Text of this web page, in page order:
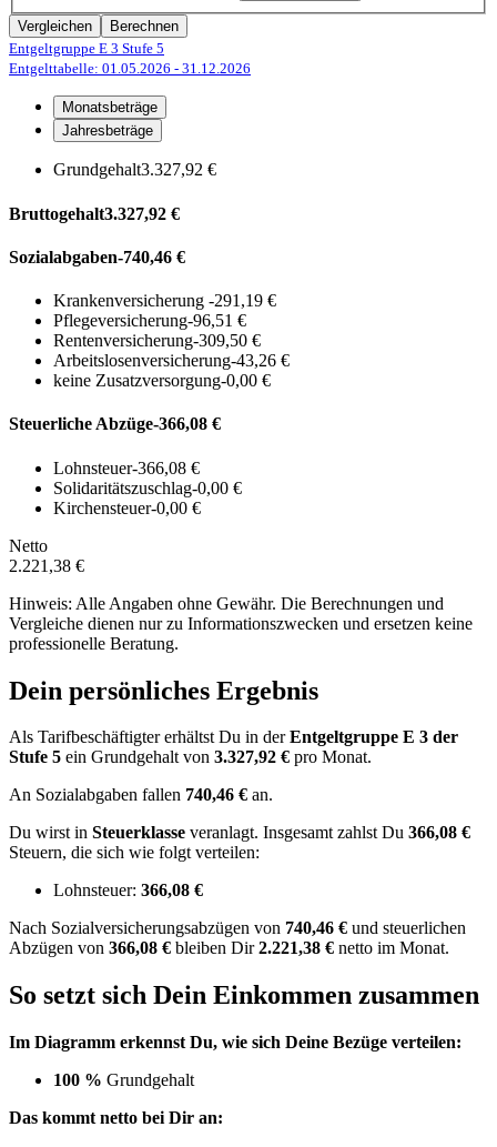
Vergleichen
Berechnen
Entgeltgruppe E 3 Stufe 5
Entgelttabelle: 01.05.2026 - 31.12.2026
Monatsbeträge
Jahresbeträge
Grundgehalt3.327,92 €
Bruttogehalt3.327,92 €
Sozialabgaben-740,46 €
Krankenversicherung -291,19 €
Pflegeversicherung-96,51 €
Rentenversicherung-309,50 €
Arbeitslosenversicherung-43,26 €
keine Zusatzversorgung-0,00 €
Steuerliche Abzüge-366,08 €
Lohnsteuer-366,08 €
Solidaritätszuschlag-0,00 €
Kirchensteuer-0,00 €
Netto
2.221,38 €
Hinweis: Alle Angaben ohne Gewähr. Die Berechnungen und
Vergleiche dienen nur zu Informationszwecken und ersetzen keine
professionelle Beratung.
Dein persönliches Ergebnis
Als Tarifbeschäftigter erhältst Du in derEntgeltgruppe E 3 der
Stufe 5 ein Grundgehalt von 3.327,92 € pro Monat.
An Sozialabgaben fallen 740,46 € an.
Du wirst in Steuerklasse veranlagt. Insgesamt zahlst Du 366,08 €
Steuern, die sich wie folgt verteilen:
Lohnsteuer: 366,08 €
Nach Sozialversicherungsabzügen von 740,46 € und steuerlichen
Abzügen von 366,08 € bleiben Dir2.221,38 € netto im Monat.
So setzt sich Dein Einkommen zusammen
Im Diagramm erkennst Du, wie sich Deine Bezüge verteilen:
100 % Grundgehalt
Das kommt netto bei Dir an: